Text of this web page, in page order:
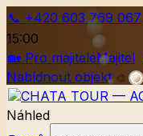
📞 +420 603 769 067
15:00
🏡 Pro majiteleMajitel
Nabídnout objekt 🎨
Náhled